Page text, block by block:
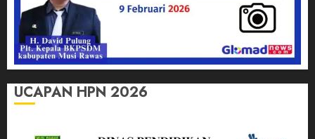
UCAPAN HPN 2026